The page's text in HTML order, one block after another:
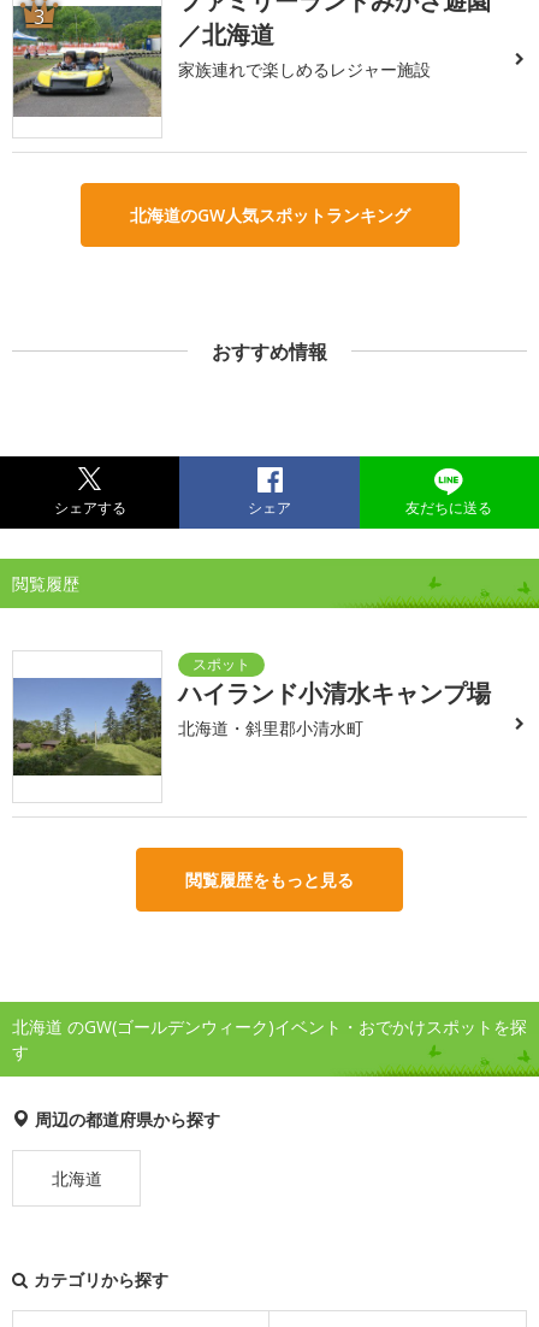
3
／北海道
家族連れで楽しめるレジャー施設
北海道のGW人気スポットランキング
おすすめ情報
シェアする シェア 友だちに送る
閲覧履歴
ハイランド小清水キャンプ場
北海道・斜里郡小清水町
閲覧履歴をもっと見る
北海道 のGW(ゴールデンウィーク)イベント・おでかけスポットを探
す
周辺の都道府県から探す
北海道
カテゴリから探す